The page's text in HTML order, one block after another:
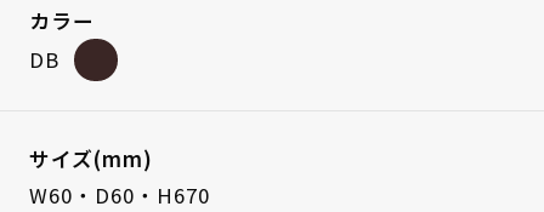
カラー
DB
サイズ(mm)
W60・D60・H670